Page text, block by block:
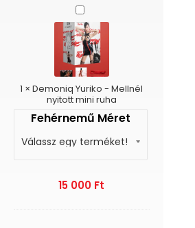
Demoniq
Yuriko
-
Mellnél
nyitott
mini
ruha
1 ×Demoniq Yuriko - Mellnél
nyitott mini ruha
Fehérnemű Méret
15 000 Ft